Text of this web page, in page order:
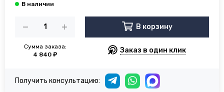
Сумма заказа:
4 840 ₽
В корзину
Заказ в один клик
Получить консультацию: